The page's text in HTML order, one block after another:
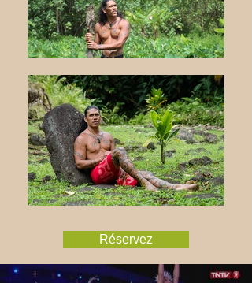
Réservez